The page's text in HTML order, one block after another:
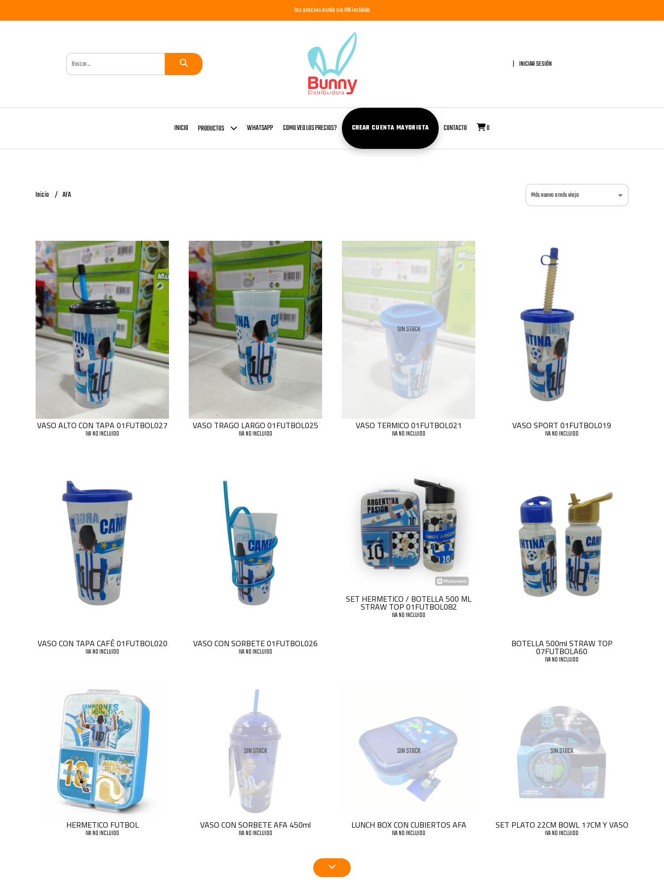
los precios están sin IVA incluido
INICIAR SESIÓN
INICIO PRODUCTOS WHATSAPP COMO VEO LOS PRECIOS? CREAR CUENTA MAYORISTA CONTACTO 0
Inicio AFA
VASO ALTO CON TAPA 01FUTBOL027
IVA NO INCLUIDO
VASO TRAGO LARGO 01FUTBOL025
IVA NO INCLUIDO
SIN STOCK
VASO TERMICO 01FUTBOL021
IVA NO INCLUIDO
VASO SPORT 01FUTBOL019
IVA NO INCLUIDO
VASO CON TAPA CAFÉ 01FUTBOL020
IVA NO INCLUIDO
VASO CON SORBETE 01FUTBOL026
IVA NO INCLUIDO
SET HERMETICO / BOTELLA 500 ML
STRAW TOP 01FUTBOL082
IVA NO INCLUIDO
BOTELLA 500ml STRAW TOP
07FUTBOLA60
IVA NO INCLUIDO
HERMETICO FUTBOL
IVA NO INCLUIDO
SIN STOCK
VASO CON SORBETE AFA 450ml
IVA NO INCLUIDO
SIN STOCK
LUNCH BOX CON CUBIERTOS AFA
IVA NO INCLUIDO
SIN STOCK
SET PLATO 22CM BOWL 17CM Y VASO
IVA NO INCLUIDO